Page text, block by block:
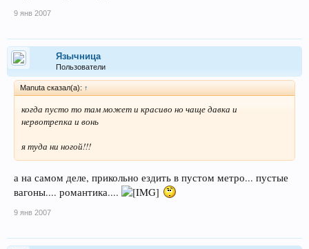
9 янв 2007
Язычница
Пользователи
Manuta сказал(а): ↑
когда пусто то там может и красиво но чаще давка и
нервотрепка и вонь
я туда ни ногой!!!
а на самом деле, прикольно ездить в пустом метро... пустые
вагоны.... романтика....
9 янв 2007